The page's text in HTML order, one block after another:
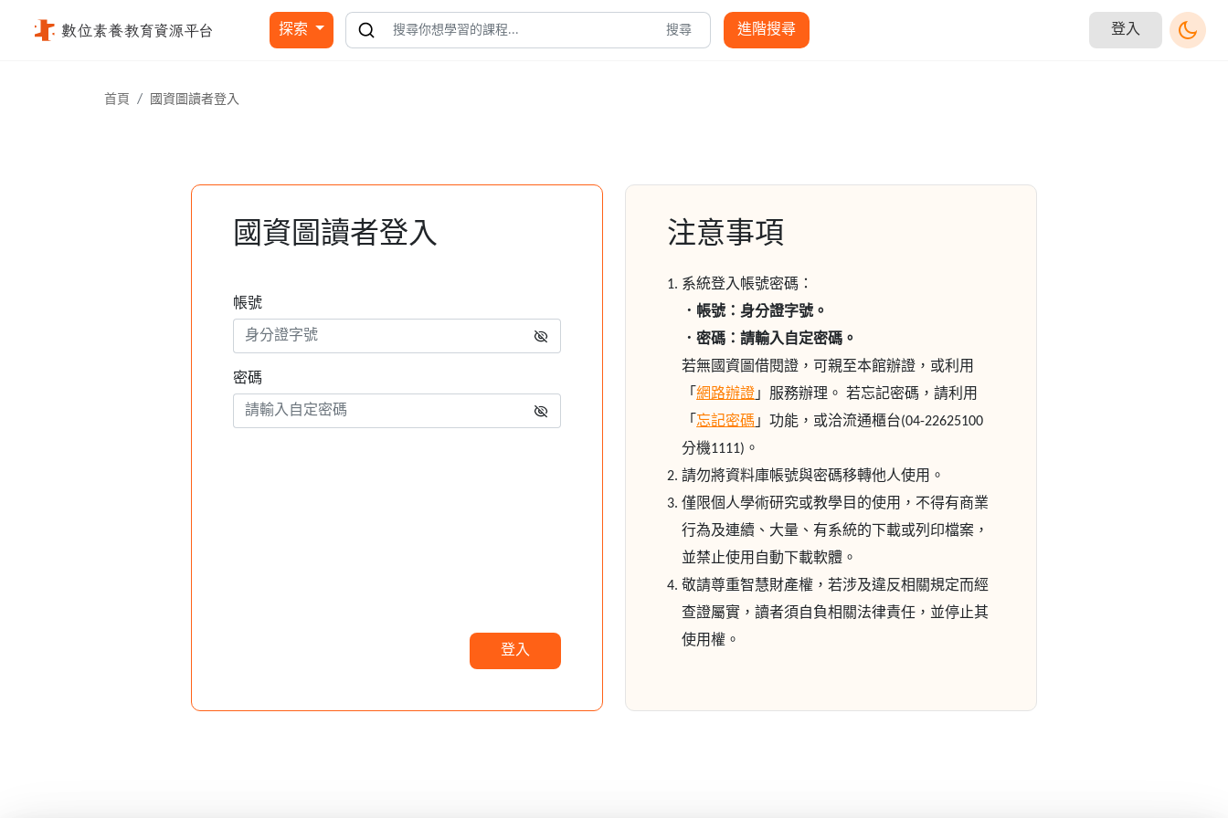
探索
搜尋 進階搜尋 登入
首頁 國資圖讀者登入
國資圖讀者登入
帳號
密碼
注意事項
系統登入帳號密碼：
．帳號：身分證字號。
．密碼：請輸入自定密碼。
若無國資圖借閱證，可親至本館辦證，或利用
「網路辦證 」服務辦理。 若忘記密碼，請利用
「 忘記密碼 」功能，或洽流通櫃台(04-22625100
分機1111)。
請勿將資料庫帳號與密碼移轉他人使用。
僅限個人學術研究或教學目的使用，不得有商業
行為及連續、大量、有系統的下載或列印檔案，
並禁止使用自動下載軟體。
敬請尊重智慧財產權，若涉及違反相關規定而經
查證屬實，讀者須自負相關法律責任，並停止其
使用權。